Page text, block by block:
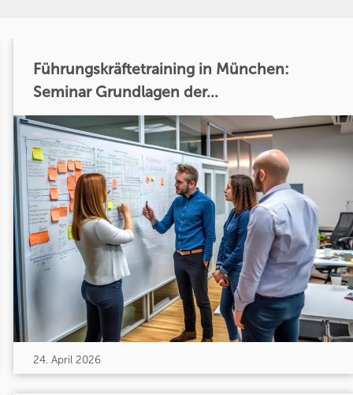
Führungskräftetraining in München:
Seminar Grundlagen der...
24. April 2026